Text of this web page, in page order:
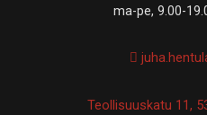
ma-pe, 9.00-
Teollisuuskatu 11,